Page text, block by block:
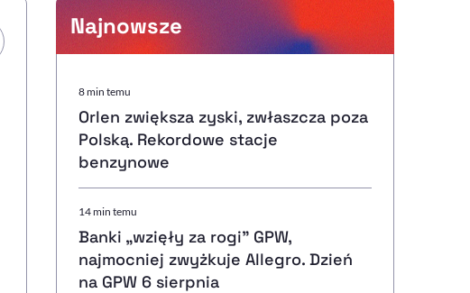
Resetuj opcje
Ułatwienia dostępności wspierają:
Sprawdź, jak i dlaczego zwiększamy dostępność , otwiera się w nowym
Najnowsze
8 min temu
Orlen zwiększa zyski, zwłaszcza poza
Polską. Rekordowe stacje
benzynowe
14 min temu
Banki „wzięły za rogi" GPW,
najmocniej zwyżkuje Allegro. Dzień
na GPW 6 sierpnia